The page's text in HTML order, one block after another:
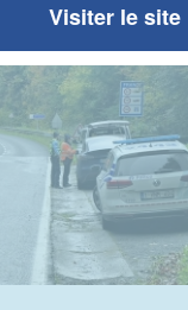
Visiter le site